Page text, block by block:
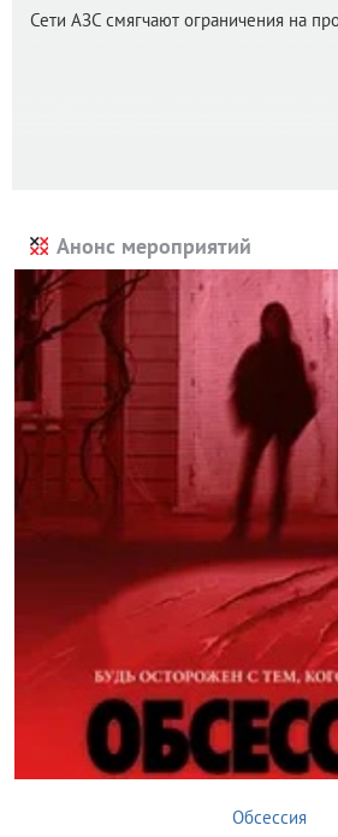
Сети АЗС смягчают ограничения на
Анонс мероприятий
Обсессия